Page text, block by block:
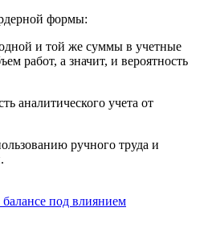
формы:
и той же суммы в учетные
работ, а значит, и вероятность
аналитического учета от
ручного труда и
под влиянием